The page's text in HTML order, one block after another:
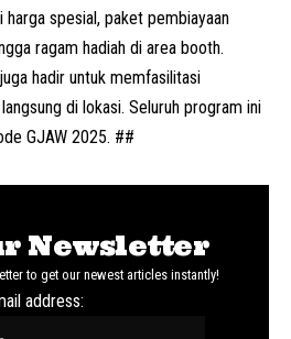
harga spesial, paket pembiayaan
ragam hadiah di area booth.
hadir untuk memfasilitasi
di lokasi. Seluruh program ini
GJAW 2025. ##
Newsletter
to get our newest articles instantly!
address: